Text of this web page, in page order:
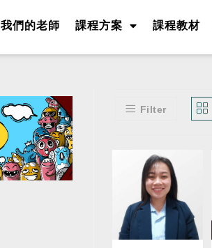
我們的老師 課程方案 課程教材
Filter